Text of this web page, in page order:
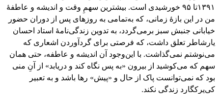
۱۳۹۱تا ۹۵ خورشیدی است. بیشترین سهمِ وقت و اندیشه و عاطفۀ
من در این بازۀ زمانی، که به‌تمامی به روزهای پس از دوران حضور
خیابانی جنبش سبز برمی‌گردد، به تدوین زندگی‌نامۀ استاد احسان
یارشاطر تعلق داشت، که فرصتی برای گردآوردن اشعاری که
می‌نوشتم نمی‌گذاشت. با این‌وجود آن اندیشه و عاطفه، حتی همان
سهم که می‌کوشید از بیرون «به پس نگاه کند و دریابد» از آنِ منی
بود که نمی‌توانست پاک از حال و «پیش» رها باشد و به تعبیر
کی‌یرکگارد زندگی نکند.